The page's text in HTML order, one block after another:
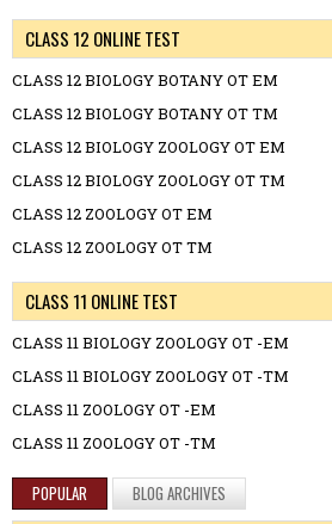
CLASS 12 ONLINE TEST
CLASS 12 BIOLOGY BOTANY OT EM
CLASS 12 BIOLOGY BOTANY OT TM
CLASS 12 BIOLOGY ZOOLOGY OT EM
CLASS 12 BIOLOGY ZOOLOGY OT TM
CLASS 12 ZOOLOGY OT EM
CLASS 12 ZOOLOGY OT TM
CLASS 11 ONLINE TEST
CLASS 11 BIOLOGY ZOOLOGY OT -EM
CLASS 11 BIOLOGY ZOOLOGY OT -TM
CLASS 11 ZOOLOGY OT -EM
CLASS 11 ZOOLOGY OT -TM
POPULAR BLOG ARCHIVES